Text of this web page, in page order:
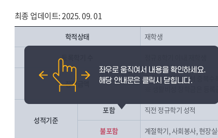
최종 업데이트: 2025. 09. 01
학적상태 재학생
등록학기 수
장학금액
등록금 범위 내에서 중복수
성적기준
포함 직전 정규학기 성적
불포함 계절학기, 사회봉사, 현장